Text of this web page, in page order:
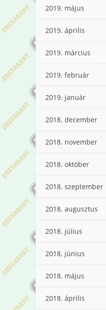
2019. május
2019. április
2019. március
2019. február
2019. január
2018. december
2018. november
2018. október
2018. szeptember
2018. augusztus
2018. július
2018. június
2018. május
2018. április